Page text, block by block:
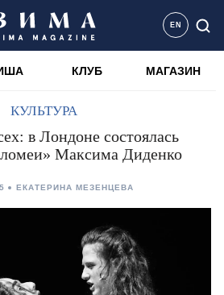
EN
КЛУБ МАГАЗИН
КУЛЬТУРА
в Лондоне состоялась
Максима Диденко
ЕКАТЕРИНА МЕЗЕНЦЕВА